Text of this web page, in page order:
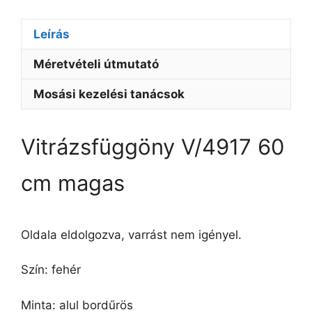
Leírás
Méretvételi útmutató
Mosási kezelési tanácsok
Vitrázsfüggöny V/4917 60
cm magas
Oldala eldolgozva, varrást nem igényel.
Szín: fehér
Minta: alul bordűrös